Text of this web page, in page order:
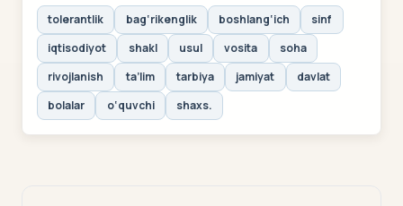
tolerantlik bag‘rikenglik boshlang‘ich
sinf
iqtisodiyot
shakl usul vosita
soha
rivojlanish
ta’lim tarbiya jamiyat
davlat
bolalar
o‘quvchi shaxs.